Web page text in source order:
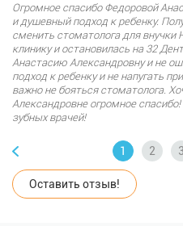
Огромное спасибо Федоровой
и душевный подход к ребенку.
сменить стоматолога для внучки
клинику и остановилась на 32
Анастасию Александровну и не
подход к ребенку и не напугать
важно не бояться стоматолога.
Александровне огромное
зубных врачей!
Оставить отзыв!